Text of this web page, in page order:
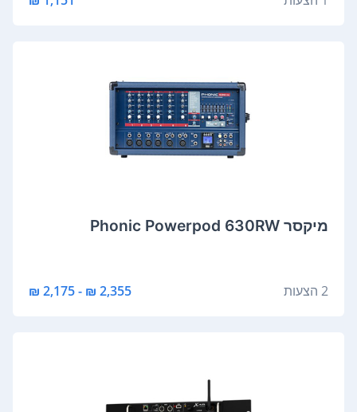
‏מיקסר Phonic Powerpod 630RW
2 הצעות 2,355 ₪ - 2,175 ₪